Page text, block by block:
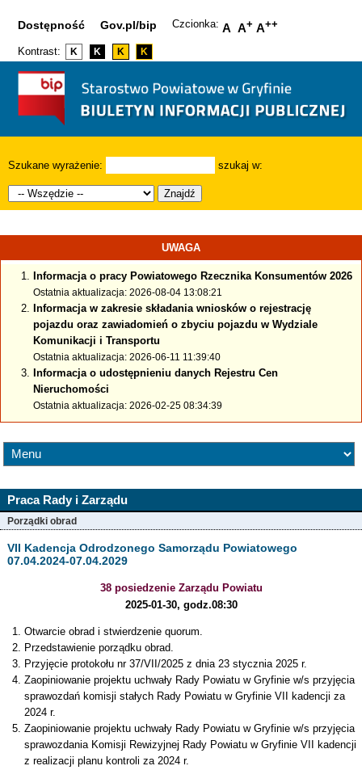
Dostępność Gov.pl/bip Czcionka: A A+ A++
Kontrast: K K K K
Szukane wyrażenie: szukaj w:
Znajdź
UWAGA
Informacja o pracy Powiatowego Rzecznika Konsumentów 2026
Ostatnia aktualizacja: 2026-08-04 13:08:21
Informacja w zakresie składania wniosków o rejestrację
pojazdu oraz zawiadomień o zbyciu pojazdu w Wydziale
Komunikacji i Transportu
Ostatnia aktualizacja: 2026-06-11 11:39:40
Informacja o udostępnieniu danych Rejestru Cen
Nieruchomości
Ostatnia aktualizacja: 2026-02-25 08:34:39
Praca Rady i Zarządu
Porządki obrad
VII Kadencja Odrodzonego Samorządu Powiatowego
07.04.2024-07.04.2029
38 posiedzenie Zarządu Powiatu
2025-01-30, godz.08:30
Otwarcie obrad i stwierdzenie quorum.
Przedstawienie porządku obrad.
Przyjęcie protokołu nr 37/VII/2025 z dnia 23 stycznia 2025 r.
Zaopiniowanie projektu uchwały Rady Powiatu w Gryfinie w/s przyjęcia
sprawozdań komisji stałych Rady Powiatu w Gryfinie VII kadencji za
2024 r.
Zaopiniowanie projektu uchwały Rady Powiatu w Gryfinie w/s przyjęcia
sprawozdania Komisji Rewizyjnej Rady Powiatu w Gryfinie VII kadencji
z realizacji planu kontroli za 2024 r.